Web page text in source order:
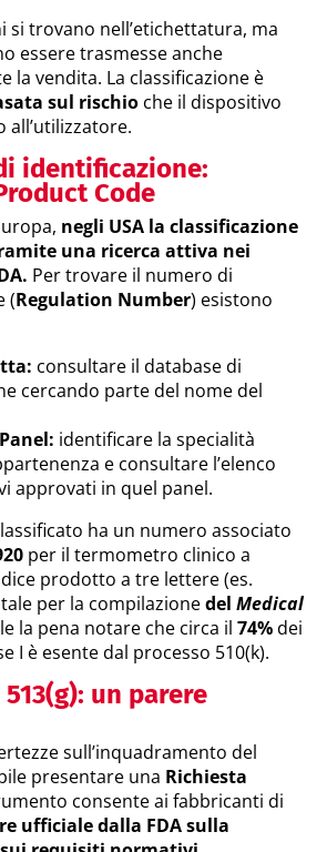
si trovano nell’etichettatura, ma
essere trasmesse anche
la vendita. La classificazione è
sul rischio che il dispositivo
all’utilizzatore.
identificazione:
Code
negli USA la classificazione
una ricerca attiva nei
Per trovare il numero di
(Regulation Number) esistono
consultare il database di
cercando parte del nome del
identificare la specialità
e consultare l’elenco
approvati in quel panel.
ha un numero associato
per il termometro clinico a
prodotto a tre lettere (es.
per la compilazionedel Medical
la pena notare che circa il 74%dei
I è esente dal processo 510(k).
un parere
sull’inquadramento del
presentare una Richiesta
consente ai fabbricanti di
ufficiale dalla FDA sulla